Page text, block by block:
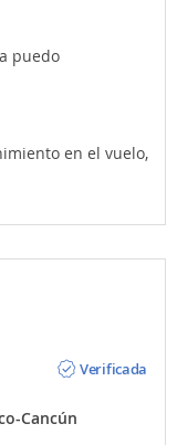
puedo
en el vuelo,
Verificada
Cancún